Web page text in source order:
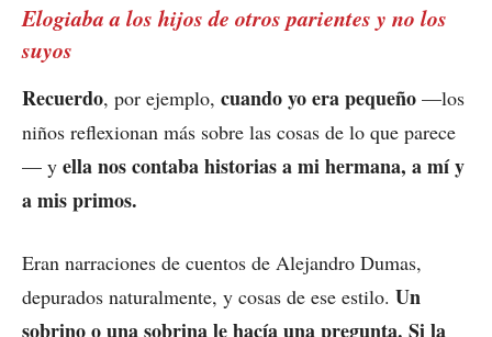
Elogiaba a los hijos de otros parientes y no los
suyos
Recuerdo, por ejemplo, cuando yo era pequeño —los
niños reflexionan más sobre las cosas de lo que parece
— y ella nos contaba historias a mi hermana, a mí y
a mis primos.
Eran narraciones de cuentos de Alejandro Dumas,
depurados naturalmente, y cosas de ese estilo. Un
sobrino o una sobrina le hacía una pregunta. Si la